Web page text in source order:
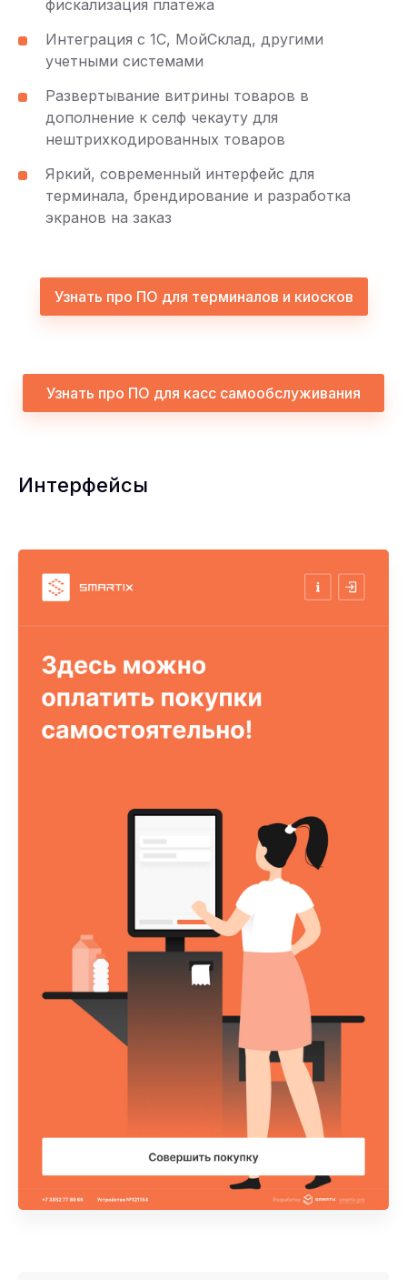
фискализация платежа
Интеграция с 1С, МойСклад, другими
учетными системами
Развертывание витрины товаров в
дополнение к селф чекауту для
нештрихкодированных товаров
Яркий, современный интерфейс для
терминала, брендирование и разработка
экранов на заказ
Узнать про ПО для терминалов и киосков
Узнать про ПО для касс самообслуживания
Интерфейсы